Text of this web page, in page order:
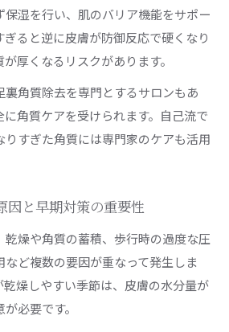
保湿を行い、肌のバリア機能をサポー
ぎると逆に皮膚が防御反応で硬くなり
厚くなるリスクがあります。
裏角質除去を専門とするサロンもあ
に角質ケアを受けられます。自己流で
りすぎた角質には専門家のケアも活用
因と早期対策の重要性
乾燥や角質の蓄積、歩行時の過度な圧
ど複数の要因が重なって発生しま
乾燥しやすい季節は、皮膚の水分量が
必要です。